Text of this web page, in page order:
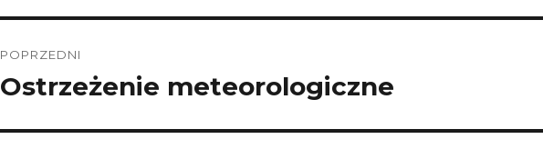
wpisu
POPRZEDNI
Poprzedni
Ostrzeżenie meteorologiczne